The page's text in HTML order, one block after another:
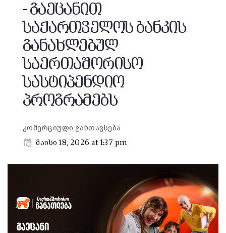
- გაეცანით
საქართველოს ბანკის
განახლებულ
საერთაშორისო
სასტიპენდიო
პროგრამებს
კომერციული განთავსება
მაისი 18, 2026 at 1:37 pm